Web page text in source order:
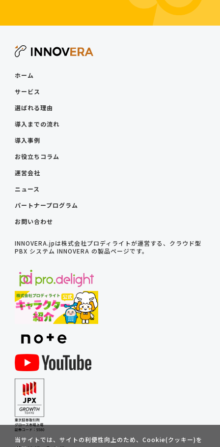
ホーム
サービス
選ばれる理由
導入までの流れ
導入事例
お役立ちコラム
運営会社
ニュース
パートナープログラム
お問い合わせ
INNOVERA.jpは株式会社プロディライトが運営する、クラウド型
PBX システム INNOVERA の製品ページです。
当サイトでは、サイトの利便性向上のため、Cookie(クッキー)を